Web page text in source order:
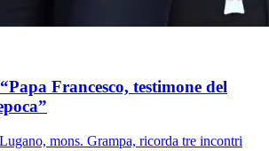
Francesco, testimone del
mons. Grampa, ricorda tre incontri